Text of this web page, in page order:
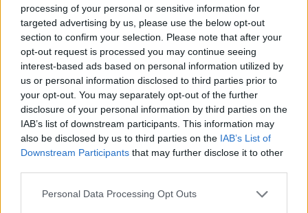
processing of your personal or sensitive information for
targeted advertising by us, please use the below opt-out
section to confirm your selection. Please note that after your
opt-out request is processed you may continue seeing
interest-based ads based on personal information utilized by
us or personal information disclosed to third parties prior to
your opt-out. You may separately opt-out of the further
disclosure of your personal information by third parties on the
IAB’s list of downstream participants. This information may
also be disclosed by us to third parties on the IAB’s List of
Downstream Participants that may further disclose it to other
Please note that this website/app uses one or more Google
Personal Data Processing Opt Outs
Eiropasola aizvērt Krievijas
gāzes krānu, bet jūnijā to
atgriezusi vaļā vēl plašāk